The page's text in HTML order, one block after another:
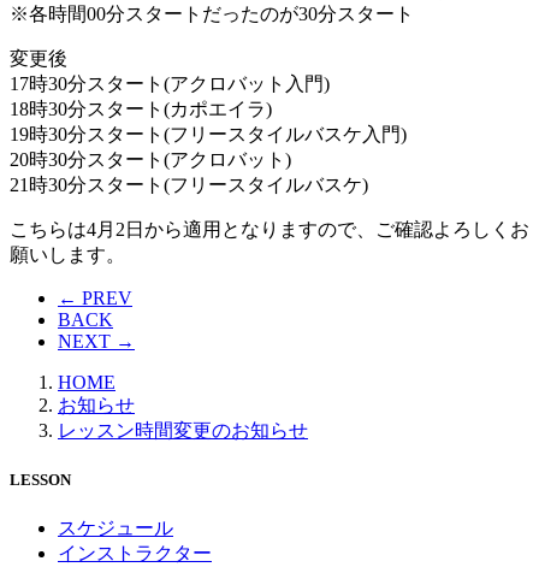
※各時間00分スタートだったのが30分スタート
変更後
17時30分スタート(アクロバット入門)
18時30分スタート(カポエイラ)
19時30分スタート(フリースタイルバスケ入門)
20時30分スタート(アクロバット)
21時30分スタート(フリースタイルバスケ)
こちらは4月2日から適用となりますので、ご確認よろしくお
願いします。
← PREV
BACK
NEXT →
HOME
お知らせ
レッスン時間変更のお知らせ
LESSON
スケジュール
インストラクター